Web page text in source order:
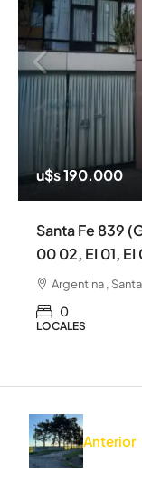
u$s 190.000
Santa Fe 839
00 02, EI 01, EI
Argentina ,
0
LOCALES
Anterior